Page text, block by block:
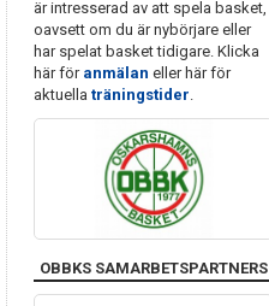
är intresserad av att spela basket,
oavsett om du är nybörjare eller
har spelat basket tidigare. Klicka
här för anmälan eller här för
aktuella träningstider.
OBBKS SAMARBETSPARTNERS